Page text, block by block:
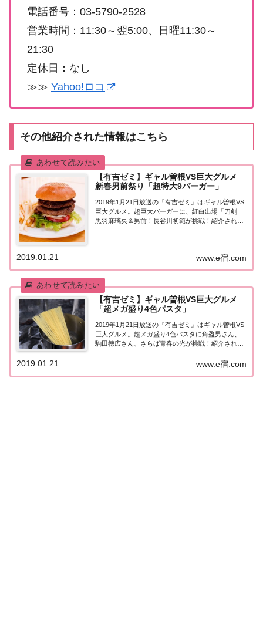
電話番号：03-5790-2528
営業時間：11:30～翌5:00、日曜11:30～
21:30
定休日：なし
≫≫ Yahoo!ロコ
その他紹介された情報はこちら
【有吉ゼミ】ギャル曽根VS巨大グルメ
新春男前祭り「超特大9バーガー」
2019年1月21日放送の『有吉ゼミ』はギャル曽根VS
巨大グルメ。超巨大バーガーに、紅白出場「刀剣」
黒羽麻璃央＆男前！長谷川初範が挑戦！紹介された
www.e宿.com
2019.01.21
【有吉ゼミ】ギャル曽根VS巨大グルメ
「超メガ盛り4色パスタ」
2019年1月21日放送の『有吉ゼミ』はギャル曽根VS
巨大グルメ。超メガ盛り4色パスタに角盈男さん、
駒田徳広さん、さらば青春の光が挑戦！紹介された
超メガ盛り4色パスタ」今回の「ギャル曽根VS巨大
www.e宿.com
2019.01.21